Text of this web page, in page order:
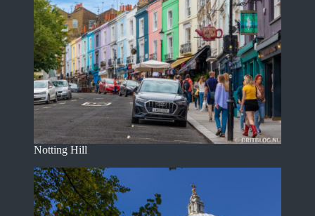
Notting Hill